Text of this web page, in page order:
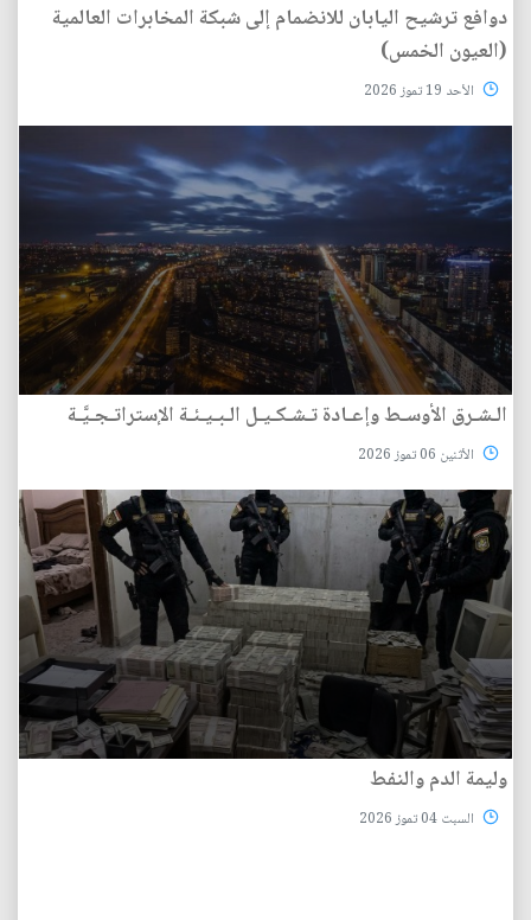
دوافع ترشيح اليابان للانضمام إلى شبكة المخابرات العالمية
(العيون الخمس)
الأحد 19 تموز 2026
الـشـرق الأوسـط وإعـادة تـشـكـيـل الـبـيـئـة الإستراتـجـيَّـة
الأثنين 06 تموز 2026
وليمة الدم والنفط
السبت 04 تموز 2026